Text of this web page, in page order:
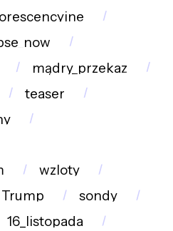
mądry_przekaz
teaser
wzloty
Trump
sondy
16_listopada